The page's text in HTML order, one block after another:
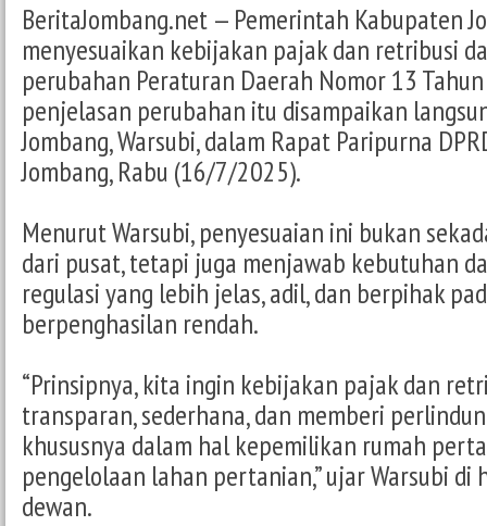
BeritaJombang.net — Pemerintah Kabupaten
menyesuaikan kebijakan pajak dan retribusi
perubahan Peraturan Daerah Nomor 13
penjelasan perubahan itu disampaikan
Jombang, Warsubi, dalam Rapat Paripurna
Jombang, Rabu (16/7/2025).
Menurut Warsubi, penyesuaian ini bukan
dari pusat, tetapi juga menjawab kebutuhan
regulasi yang lebih jelas, adil, dan berpihak
berpenghasilan rendah.
“Prinsipnya, kita ingin kebijakan pajak dan
transparan, sederhana, dan memberi
khususnya dalam hal kepemilikan rumah
pengelolaan lahan pertanian,” ujar Warsubi di
dewan.